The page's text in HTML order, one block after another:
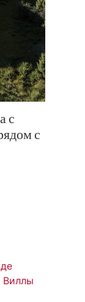
с
с
Виллы